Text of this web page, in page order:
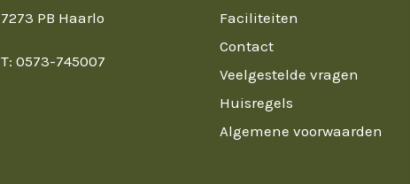
7273 PB Haarlo
T: 0573-745007
Faciliteiten
Contact
Veelgestelde vragen
Huisregels
Algemene voorwaarden